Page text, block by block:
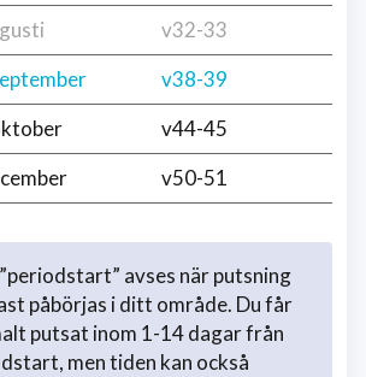
v32-33
v38-39
v44-45
v50-51
avses när putsning
påbörjas i ditt område. Du får
putsat inom 1-14 dagar från
men tiden kan också